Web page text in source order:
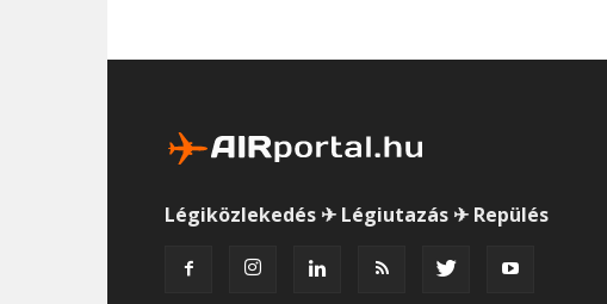
Légiközlekedés ✈ Légiutazás ✈ Repülés